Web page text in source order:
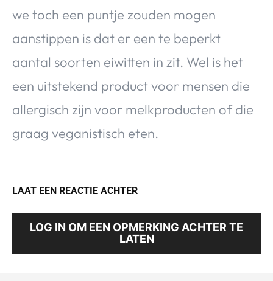
we toch een puntje zouden mogen
aanstippen is dat er een te beperkt
aantal soorten eiwitten in zit. Wel is het
een uitstekend product voor mensen die
allergisch zijn voor melkproducten of die
graag veganistisch eten.
LAAT EEN REACTIE ACHTER
LOG IN OM EEN OPMERKING ACHTER TE
LATEN